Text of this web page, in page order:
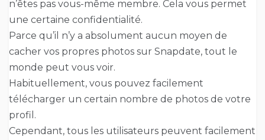
n’êtes pas vous-même membre. Cela vous permet
une certaine confidentialité.
Parce qu’il n’y a absolument aucun moyen de
cacher vos propres photos sur Snapdate, tout le
monde peut vous voir.
Habituellement, vous pouvez facilement
télécharger un certain nombre de photos de votre
profil.
Cependant, tous les utilisateurs peuvent facilement